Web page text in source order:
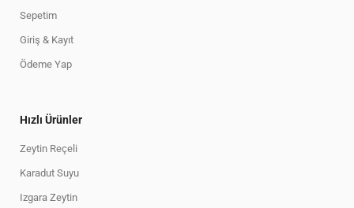
Sepetim
Giriş & Kayıt
Ödeme Yap
Hızlı Ürünler
Zeytin Reçeli
Karadut Suyu
Izgara Zeytin